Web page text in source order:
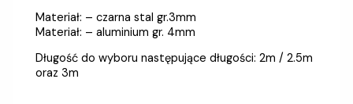
Materiał: – czarna stal gr.3mm
Materiał: – aluminium gr. 4mm
Długość do wyboru następujące długości: 2m / 2.5m
oraz 3m